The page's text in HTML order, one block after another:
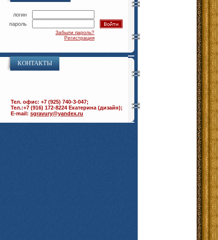
логин
пароль
Забыли пароль?
Регистрация
КОНТАКТЫ
Тел. офис: +7 (925) 740-3-047;
Тел.:+7 (916) 172-8224 Екатерина (дизайн);
E-mail: sgravury@yandex.ru